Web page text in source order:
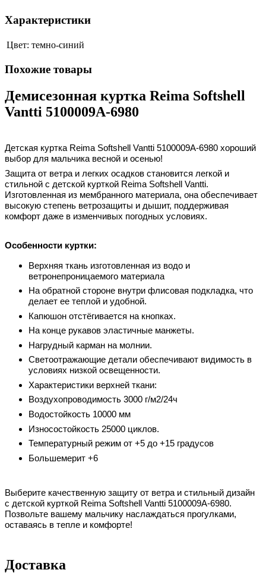
Характеристики
Цвет: темно-синий
Похожие товары
Демисезонная куртка Reima Softshell
Vantti 5100009A-6980
Детская куртка Reima Softshell Vantti 5100009A-6980 хороший
выбор для мальчика весной и осенью!
Защита от ветра и легких осадков становится легкой и
стильной с детской курткой Reima Softshell Vantti.
Изготовленная из мембранного материала, она обеспечивает
высокую степень ветрозащиты и дышит, поддерживая
комфорт даже в изменчивых погодных условиях.
Особенности куртки:
Верхняя ткань изготовленная из водо и
ветронепроницаемого материала
На обратной стороне внутри флисовая подкладка, что
делает ее теплой и удобной.
Капюшон отстёгивается на кнопках.
На конце рукавов эластичные манжеты.
Нагрудный карман на молнии.
Светоотражающие детали обеспечивают видимость в
условиях низкой освещенности.
Характеристики верхней ткани:
Воздухопроводимость 3000 г/м2/24ч
Водостойкость 10000 мм
Износостойкость 25000 циклов.
Температурный режим от +5 до +15 градусов
Большемерит +6
Выберите качественную защиту от ветра и стильный дизайн
с детской курткой Reima Softshell Vantti 5100009A-6980.
Позвольте вашему мальчику наслаждаться прогулками,
оставаясь в тепле и комфорте!
Доставка